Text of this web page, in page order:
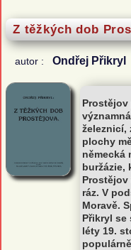
Z těžkých dob
autor : Ondřej Přikryl
železnicí,
plochy
německá
buržázie,
ráz. V
Moravě.
Přikryl se
léty 19.